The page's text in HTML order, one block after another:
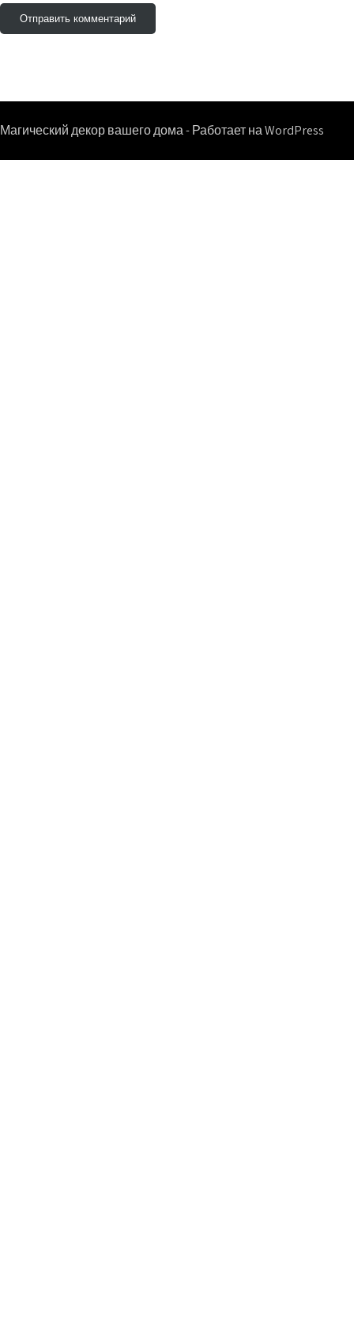
Магический декор вашего дома - Работает на WordPress